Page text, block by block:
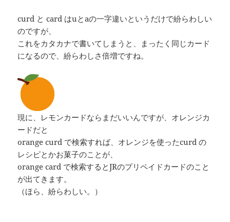
curd と card はuとaの一字違いというだけで紛らわしい
のですが、
これをカタカナで書いてしまうと、まったく同じカード
になるので、紛らわしさ倍増ですね。
現に、レモンカードならまだいいんですが、オレンジカ
ードだと
orange curd で検索すれば、オレンジを使ったcurd の
レシピとかお菓子のことが、
orange card で検索するとJRのプリペイドカードのこと
が出てきます。
（ほら、紛らわしい。）